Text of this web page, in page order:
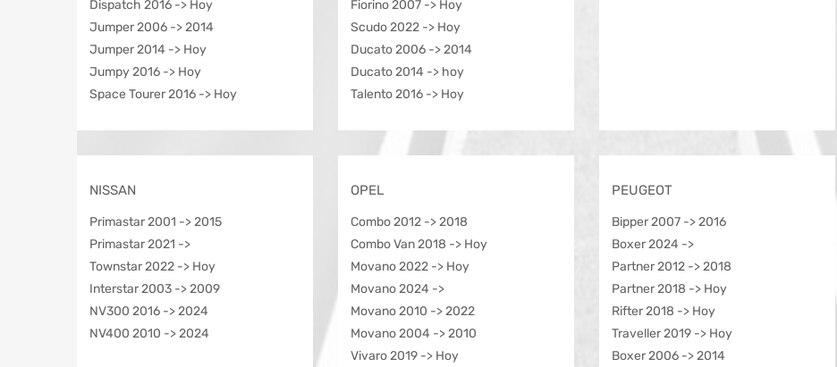
Dispatch 2016 -> Hoy
Jumper 2006 -> 2014
Jumper 2014 -> Hoy
Jumpy 2016 -> Hoy
Space Tourer 2016 -> Hoy
Fiorino 2007 -> Hoy
Scudo 2022 -> Hoy
Ducato 2006 -> 2014
Ducato 2014 -> hoy
Talento 2016 -> Hoy
NISSAN
Primastar 2001 -> 2015
Primastar 2021 ->
Townstar 2022 -> Hoy
Interstar 2003 -> 2009
NV300 2016 -> 2024
NV400 2010 -> 2024
OPEL
Combo 2012 -> 2018
Combo Van 2018 -> Hoy
Movano 2022 -> Hoy
Movano 2024 ->
Movano 2010 -> 2022
Movano 2004 -> 2010
Vivaro 2019 -> Hoy
PEUGEOT
Bipper 2007 -> 2016
Boxer 2024 ->
Partner 2012 -> 2018
Partner 2018 -> Hoy
Rifter 2018 -> Hoy
Traveller 2019 -> Hoy
Boxer 2006 -> 2014